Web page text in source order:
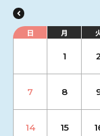
日 月
1
7 8
14 15